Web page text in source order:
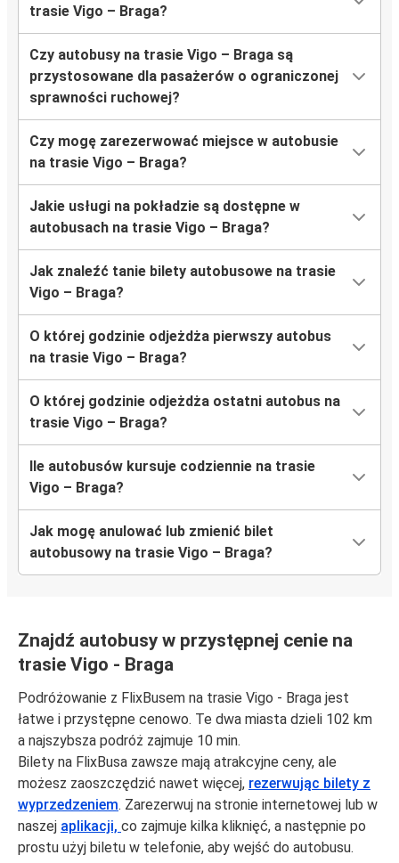
trasie Vigo – Braga?
Czy autobusy na trasie Vigo – Braga są
przystosowane dla pasażerów o ograniczonej
sprawności ruchowej?
Czy mogę zarezerwować miejsce w autobusie
na trasie Vigo – Braga?
Jakie usługi na pokładzie są dostępne w
autobusach na trasie Vigo – Braga?
Jak znaleźć tanie bilety autobusowe na trasie
Vigo – Braga?
O której godzinie odjeżdża pierwszy autobus
na trasie Vigo – Braga?
O której godzinie odjeżdża ostatni autobus na
trasie Vigo – Braga?
Ile autobusów kursuje codziennie na trasie
Vigo – Braga?
Jak mogę anulować lub zmienić bilet
autobusowy na trasie Vigo – Braga?
Znajdź autobusy w przystępnej cenie na
trasie Vigo - Braga
Podróżowanie z FlixBusem na trasie Vigo - Braga jest
łatwe i przystępne cenowo. Te dwa miasta dzieli 102 km
a najszybsza podróż zajmuje 10 min.
Bilety na FlixBusa zawsze mają atrakcyjne ceny, ale
możesz zaoszczędzić nawet więcej, rezerwując bilety z
wyprzedzeniem. Zarezerwuj na stronie internetowej lub w
naszej aplikacji, co zajmuje kilka kliknięć, a następnie po
prostu użyj biletu w telefonie, aby wejść do autobusu.